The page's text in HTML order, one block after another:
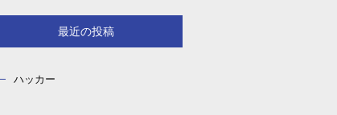
最近の投稿
ハッカー